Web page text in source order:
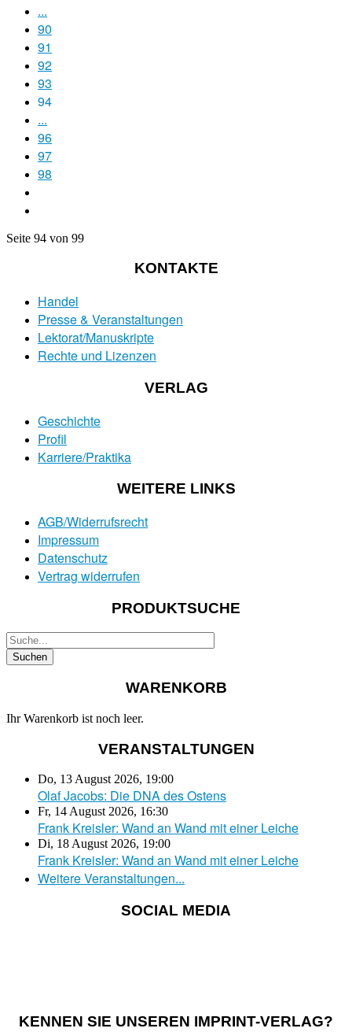
...
90
91
92
93
94
...
96
97
98
Seite 94 von 99
KONTAKTE
Handel
Presse & Veranstaltungen
Lektorat/Manuskripte
Rechte und Lizenzen
VERLAG
Geschichte
Profil
Karriere/Praktika
WEITERE LINKS
AGB/Widerrufsrecht
Impressum
Datenschutz
Vertrag widerrufen
PRODUKTSUCHE
WARENKORB
Ihr Warenkorb ist noch leer.
VERANSTALTUNGEN
Do, 13 August 2026, 19:00
Olaf Jacobs: Die DNA des Ostens
Fr, 14 August 2026, 16:30
Frank Kreisler: Wand an Wand mit einer Leiche
Di, 18 August 2026, 19:00
Frank Kreisler: Wand an Wand mit einer Leiche
Weitere Veranstaltungen...
SOCIAL MEDIA
KENNEN SIE UNSEREN IMPRINT-VERLAG?